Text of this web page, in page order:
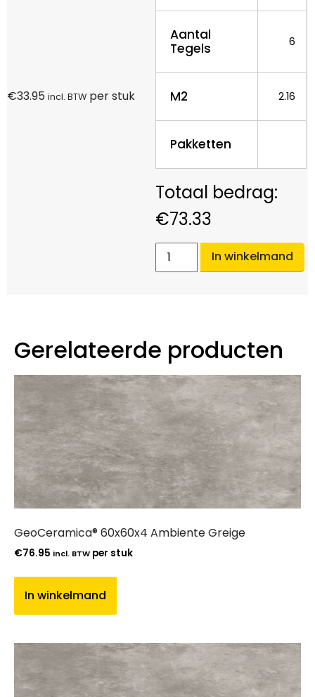
€33.95 incl. BTW per stuk
Aantal
Tegels
6
M2 2.16
Pakketten
€73.33
In winkelmand
Gerelateerde producten
GeoCeramica® 60x60x4 Ambiente Greige
€76.95 incl. BTW per stuk
In winkelmand